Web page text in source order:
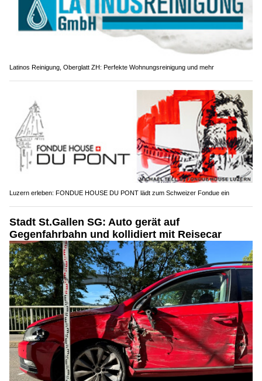
Latinos Reinigung, Oberglatt ZH: Perfekte Wohnungsreinigung und mehr
Luzern erleben: FONDUE HOUSE DU PONT lädt zum Schweizer Fondue ein
Stadt St.Gallen SG: Auto gerät auf
Gegenfahrbahn und kollidiert mit Reisecar